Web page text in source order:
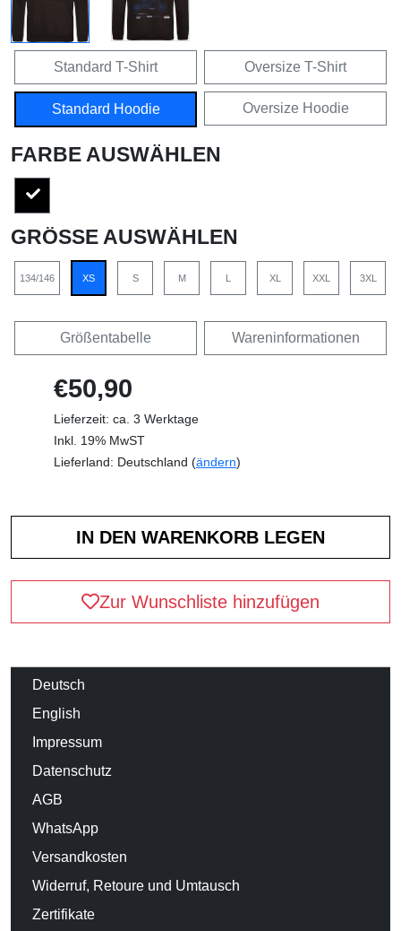
Standard T-Shirt Oversize T-Shirt
Standard Hoodie Oversize Hoodie
FARBE AUSWÄHLEN
GRÖSSE AUSWÄHLEN
134/146 XS S M L XL XXL 3XL
Größentabelle Wareninformationen
€50,90
Lieferzeit: ca. 3 Werktage
Inkl. 19% MwST
Lieferland: Deutschland (ändern)
Zur Wunschliste hinzufügen
Deutsch
English
Impressum
Datenschutz
AGB
WhatsApp
Versandkosten
Widerruf, Retoure und Umtausch
Zertifikate